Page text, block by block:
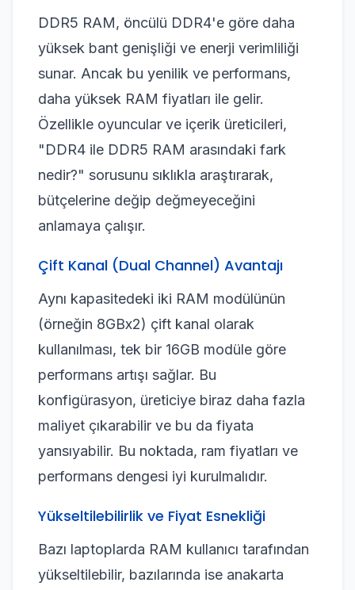
DDR5 RAM, öncülü DDR4'e göre daha
yüksek bant genişliği ve enerji verimliliği
sunar. Ancak bu yenilik ve performans,
daha yüksek RAM fiyatları ile gelir.
Özellikle oyuncular ve içerik üreticileri,
"DDR4 ile DDR5 RAM arasındaki fark
nedir?" sorusunu sıklıkla araştırarak,
bütçelerine değip değmeyeceğini
anlamaya çalışır.
Çift Kanal (Dual Channel) Avantajı
Aynı kapasitedeki iki RAM modülünün
(örneğin 8GBx2) çift kanal olarak
kullanılması, tek bir 16GB modüle göre
performans artışı sağlar. Bu
konfigürasyon, üreticiye biraz daha fazla
maliyet çıkarabilir ve bu da fiyata
yansıyabilir. Bu noktada, ram fiyatları ve
performans dengesi iyi kurulmalıdır.
Yükseltilebilirlik ve Fiyat Esnekliği
Bazı laptoplarda RAM kullanıcı tarafından
yükseltilebilir, bazılarında ise anakarta